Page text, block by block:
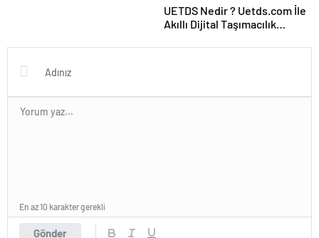
UETDS Nedir ? Uetds.com İle
Akıllı Dijital Taşımacılık
Gönder
En az 10 karakter gerekli